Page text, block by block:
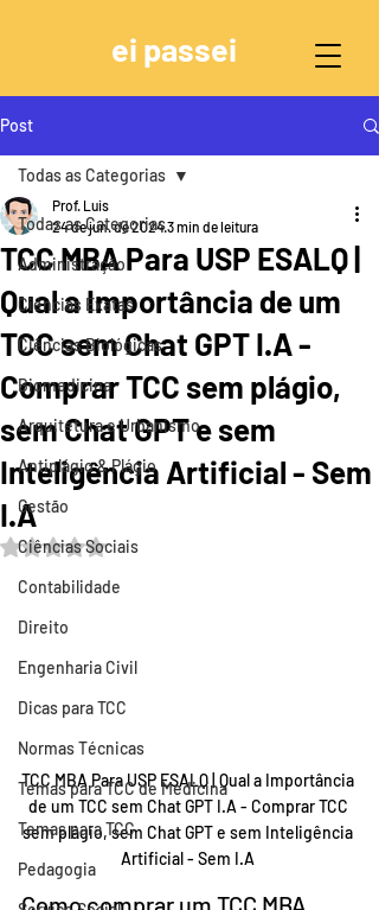
ei passei
Post
Todas as Categorias
Administração
Ciências Exatas
Ciências Biológicas
Biomedicina
Arquitetura e Urbanismo
Antiplágio & Plágio
Gestão
Ciências Sociais
Contabilidade
Direito
Engenharia Civil
Dicas para TCC
Normas Técnicas
Temas para TCC de Medicina
Temas para TCC
Pedagogia
Todas as Categorias
TCC MBA Para USP ESALQ |
Qual a Importância de um
TCC sem Chat GPT I.A -
Comprar TCC sem plágio,
sem Chat GPT e sem
Inteligência Artificial - Sem
I.A
Prof. Luis
24 de jun. de 20243 min de leitura
Avaliado com NaN de 5 estrelas.
TCC MBA Para USP ESALQ | Qual a Importância
de um TCC sem Chat GPT I.A - Comprar TCC
sem plágio, sem Chat GPT e sem Inteligência
Artificial - Sem I.A